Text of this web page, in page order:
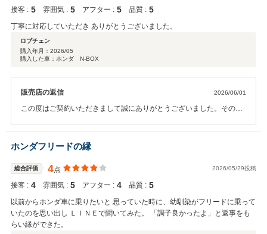
接客 : 5 雰囲気 : 5 アフター : 5 品質 : 5
丁寧に対応していただき ありがとうございました。
ロブチェン
購入年月： 2026/05
購入した車：ホンダ N-BOX
販売店の返信 2026/06/01
この度はご契約いただきまして誠にありがとうございました。その後
ぞよろしくお願いいたします。
ホンダフリードの縁
総合評価 4点 2026/05/29投稿
接客 : 4 雰囲気 : 5 アフター : 4 品質 : 5
以前からホンダ車に乗りたいと 思っていた時に、幼馴染がフリードに乗って
いたのを思い出し ＬＩＮＥで聞いてみた。 「調子良かったよ」と返事をも
らい縁ができた。